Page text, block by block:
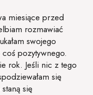
miesiące przed
rozmawiać
swojego
pozytywnego.
rok. Jeśli nic z tego
się
się